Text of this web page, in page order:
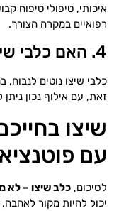
איכותי, טיפולי טיפוח
רפואיים במקרה הצורך.
4. האם כלבי שיצו נובחים הרבה?
כלבי שיצו נוטים
זאת, עם אילוף נכון
שיצו
עם
לסיכום, כלב שיצו – לא
יכול להיות מקור